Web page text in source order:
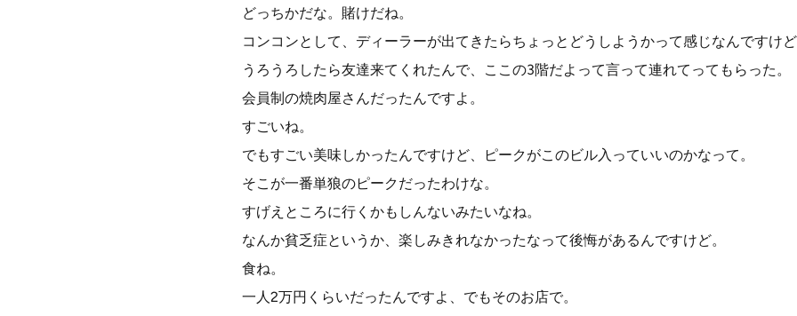
どっちかだな。賭けだね。
コンコンとして、ディーラーが出てきたらちょっとどうしようかって感じなんですけど
うろうろしたら友達来てくれたんで、ここの3階だよって言って連れてってもらった。
会員制の焼肉屋さんだったんですよ。
すごいね。
でもすごい美味しかったんですけど、ピークがこのビル入っていいのかなって。
そこが一番単狼のピークだったわけな。
すげえところに行くかもしんないみたいなね。
なんか貧乏症というか、楽しみきれなかったなって後悔があるんですけど。
食ね。
一人2万円くらいだったんですよ、でもそのお店で。